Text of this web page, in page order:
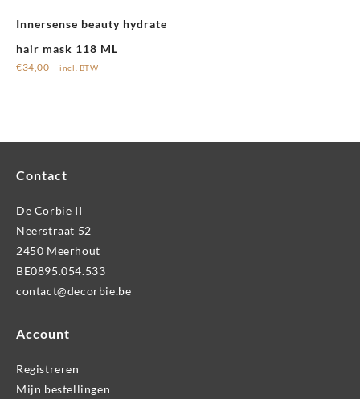
Innersense beauty hydrate
hair mask 118 ML
€34,00 incl. BTW
Contact
De Corbie II
Neerstraat 52
2450 Meerhout
BE0895.054.533
contact@decorbie.be
Account
Registreren
Mijn bestellingen